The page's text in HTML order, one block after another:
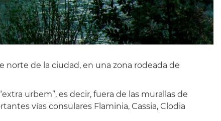
norte de la ciudad, en una zona rodeada de
urbem”, es decir, fuera de las murallas de
vías consulares Flaminia, Cassia, Clodia